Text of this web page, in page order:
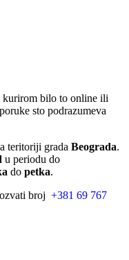
kurirom bilo to online ili
sto podrazumeva
teritoriji grada Beograda.
u periodu do
do petka.
broj +381 69 767